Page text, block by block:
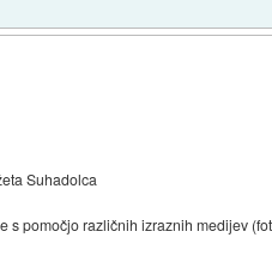
Suhadolca
pomočjo različnih izraznih medijev